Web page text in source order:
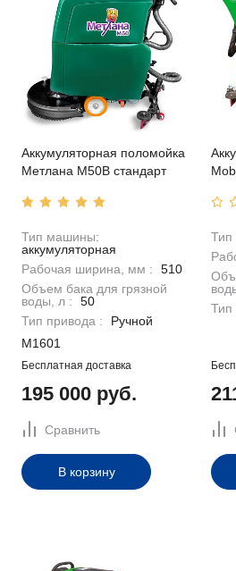
Аккумуляторная поломойка
Метлана M50В стандарт
Тип машины:
аккумуляторная
Рабочая ширина, мм :
510
Объем бака для грязной
воды, л :
50
Тип привода :
Ручной
M1601
Бесплатная доставка
195 000 руб.
Сравнить
В корзину
Тип